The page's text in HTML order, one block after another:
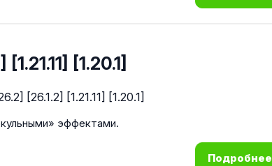
[1.20.1]
эффектами.
Подробнее